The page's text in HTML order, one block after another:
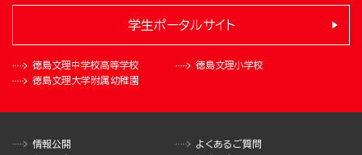
徳島文理中学校高等学校
徳島文理小学校
徳島文理大学附属幼稚園
学生ポータルサイト
情報公開
よくあるご質問